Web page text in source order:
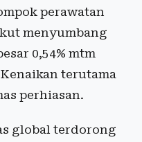
perawatan
menyumbang
0,54% mtm
terutama
perhiasan.
global terdorong